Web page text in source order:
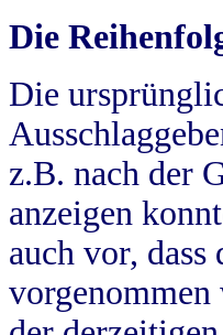
Die
Die
z.B. nach der
anzeigen
auch vor,